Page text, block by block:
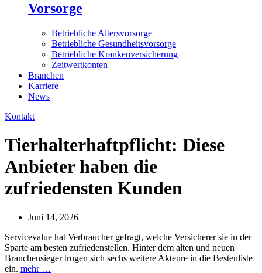
Vorsorge
Betriebliche Altersvorsorge
Betriebliche Gesundheitsvorsorge
Betriebliche Krankenversicherung
Zeitwertkonten
Branchen
Karriere
News
Kontakt
Tierhalterhaftpflicht: Diese
Anbieter haben die
zufriedensten Kunden
Juni 14, 2026
Servicevalue hat Verbraucher gefragt, welche Versicherer sie in der
Sparte am besten zufriedenstellen. Hinter dem alten und neuen
Branchensieger trugen sich sechs weitere Akteure in die Bestenliste
ein. mehr …